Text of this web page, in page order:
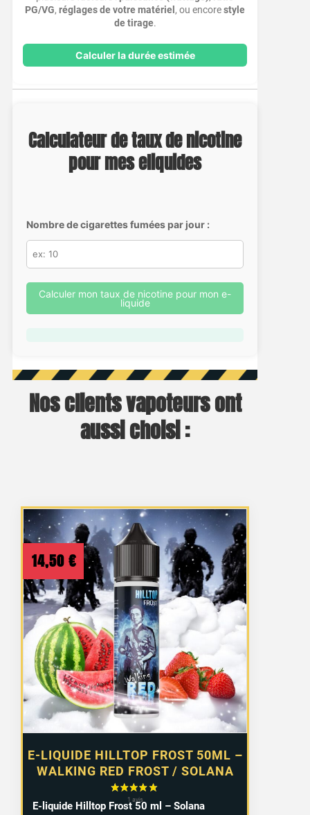
PG/VG,réglages de votre matériel , ou encorestyle
de tirage.
Calculer la durée estimée
Calculateur de taux de nicotine
pour mes eliquides
Nombre de cigarettes fumées par jour :
Calculer mon taux de nicotine pour mon e-
liquide
Nos clients vapoteurs ont
aussi choisi :
E-LIQUIDE HILLTOP FROST 50ML –
WALKING RED FROST / SOLANA
14,50 €
E-liquide Hilltop Frost 50 ml – Solana